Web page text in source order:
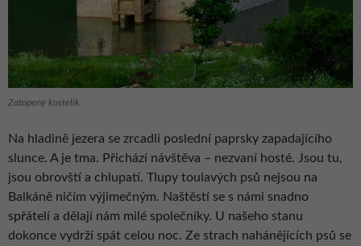
Zatopený kostelík
Na hladině jezera se zrcadlí poslední paprsky zapadajícího
slunce. A je tma. Přichází návštěva – nezvaní hosté. Jsou tu,
jsou obrovští a chlupatí. Tlupy toulavých psů nejsou na
Balkáně ničím výjimečným. Naštěstí se s námi snadno
spřátelí a dělají nám milé společníky. U našeho stanu
dokonce vydrží spát celou noc. Ze strach nahánějících psů se